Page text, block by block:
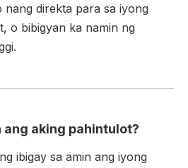
nang direkta para sa iyong
o bibigyan ka namin ng
ang aking pahintulot?
ibigay sa amin ang iyong